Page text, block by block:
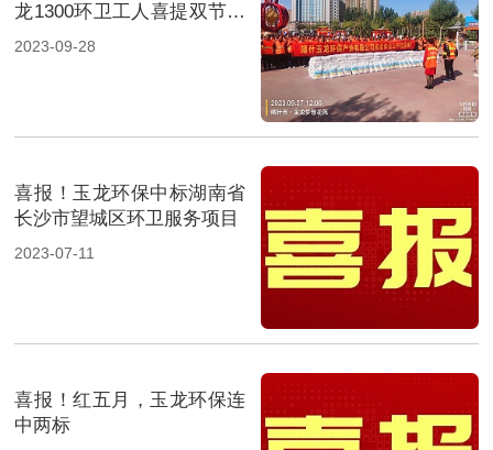
龙1300环卫工人喜提双节福
利
2023-09-28
喜报！玉龙环保中标湖南省
长沙市望城区环卫服务项目
2023-07-11
喜报！红五月，玉龙环保连
中两标